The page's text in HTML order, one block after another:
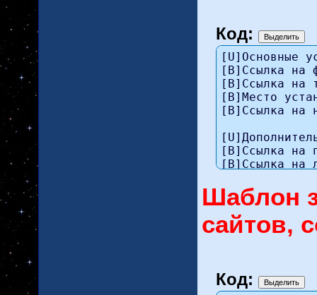
Код:
[U]Основные
[B]Ссылка на
[B]Ссылка на
[B]Место
[B]Ссылка на
[B]Ссылка на
[B]Ссылка на
Шаблон
сайтов,
Код: